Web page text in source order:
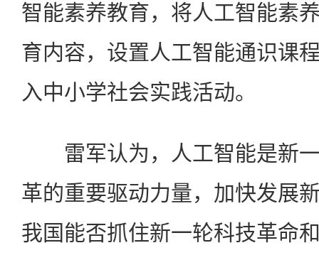
智能素养教育，将人工智能素
育内容，设置人工智能通识课
入中小学社会实践活动。
雷军认为，人工智能是新一
革的重要驱动力量，加快发展
我国能否抓住新一轮科技革命